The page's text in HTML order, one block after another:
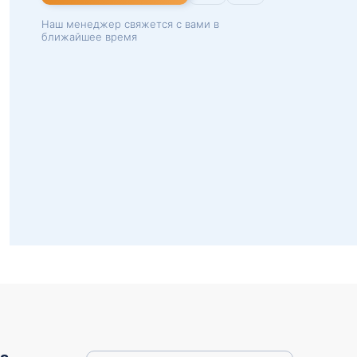
Наш менеджер свяжется с вами в
ближайшее время